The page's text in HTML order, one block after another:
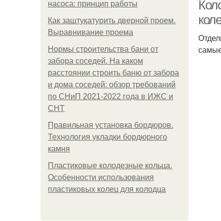
насоса: принцип работы
Как заштукатурить дверной проем.
Выравнивание проема
Нормы строительства бани от
забора соседей. На каком
расстоянии строить баню от забора
и дома соседей: обзор требований
по СНиП 2021-2022 года в ИЖС и
СНТ
Правильная установка бордюров.
Технология укладки бордюрного
камня
Пластиковые колодезные кольца.
Особенности использования
пластиковых колец для колодца